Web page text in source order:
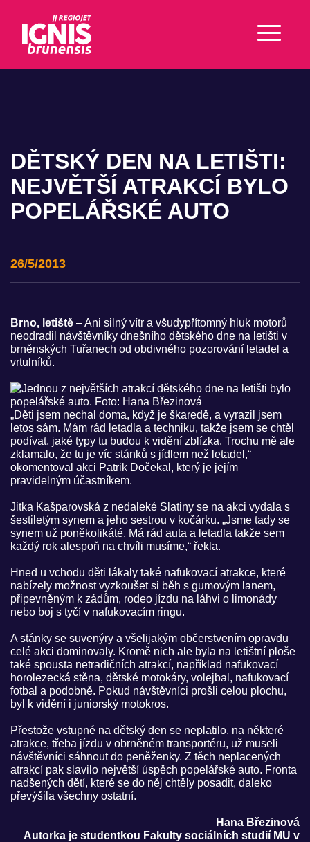
DĚTSKÝ DEN NA LETIŠTI:
NEJVĚTŠÍ ATRAKCÍ BYLO
POPELÁŘSKÉ AUTO
26/5/2013
Brno, letiště – Ani silný vítr a všudypřítomný hluk motorů
neodradil návštěvníky dnešního dětského dne na letišti v
brněnských Tuřanech od obdivného pozorování letadel a
vrtulníků.
„Děti jsem nechal doma, když je škaredě, a vyrazil jsem
letos sám. Mám rád letadla a techniku, takže jsem se chtěl
podívat, jaké typy tu budou k vidění zblízka. Trochu mě ale
zklamalo, že tu je víc stánků s jídlem než letadel,“
okomentoval akci Patrik Dočekal, který je jejím
pravidelným účastníkem.
Jitka Kašparovská z nedaleké Slatiny se na akci vydala s
šestiletým synem a jeho sestrou v kočárku. „Jsme tady se
synem už poněkolikáté. Má rád auta a letadla takže sem
každý rok alespoň na chvíli musíme,“ řekla.
Hned u vchodu děti lákaly také nafukovací atrakce, které
nabízely možnost vyzkoušet si běh s gumovým lanem,
připevněným k zádům, rodeo jízdu na láhvi o limonády
nebo boj s tyčí v nafukovacím ringu.
A stánky se suvenýry a všelijakým občerstvením opravdu
celé akci dominovaly. Kromě nich ale byla na letištní ploše
také spousta netradičních atrakcí, například nafukovací
horolezecká stěna, dětské motokáry, volejbal, nafukovací
fotbal a podobně. Pokud návštěvníci prošli celou plochu,
byl k vidění i juniorský motokros.
Přestože vstupné na dětský den se neplatilo, na některé
atrakce, třeba jízdu v obrněném transportéru, už museli
návštěvníci sáhnout do peněženky. Z těch neplacených
atrakcí pak slavilo největší úspěch popelářské auto. Fronta
nadšených dětí, které se do něj chtěly posadit, daleko
převýšila všechny ostatní.
Hana Březinová
Autorka je studentkou Fakulty sociálních studií MU v